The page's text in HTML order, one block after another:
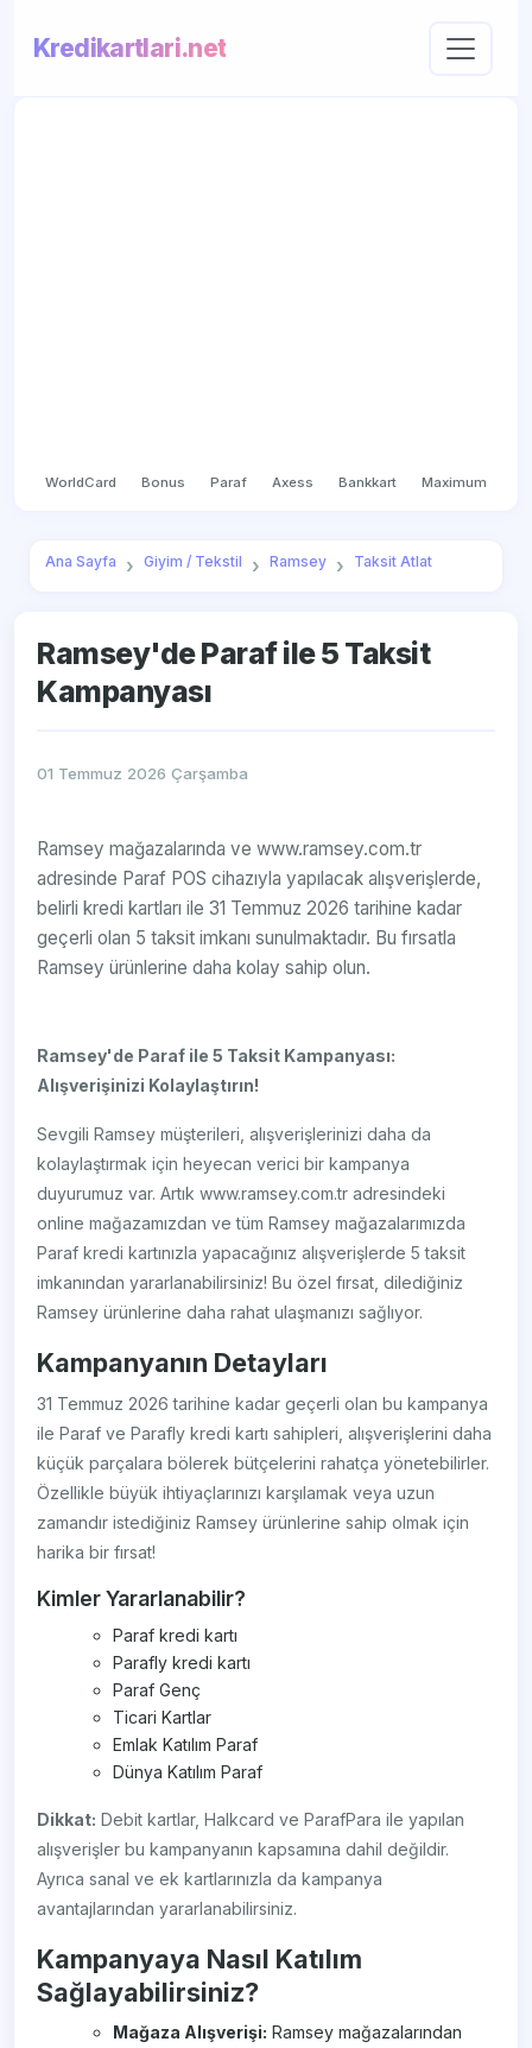
Kredikartlari.net
WorldCard Bonus Paraf Axess Bankkart Maximum
Ana Sayfa Giyim / Tekstil Ramsey Taksit Atlat
Ramsey'de Paraf ile 5 Taksit
Kampanyası
01 Temmuz 2026 Çarşamba
Ramsey mağazalarında ve www.ramsey.com.tr
adresinde Paraf POS cihazıyla yapılacak alışverişlerde,
belirli kredi kartları ile 31 Temmuz 2026 tarihine kadar
geçerli olan 5 taksit imkanı sunulmaktadır. Bu fırsatla
Ramsey ürünlerine daha kolay sahip olun.
Ramsey'de Paraf ile 5 Taksit Kampanyası:
Alışverişinizi Kolaylaştırın!
Sevgili Ramsey müşterileri, alışverişlerinizi daha da
kolaylaştırmak için heyecan verici bir kampanya
duyurumuz var. Artık www.ramsey.com.tr adresindeki
online mağazamızdan ve tüm Ramsey mağazalarımızda
Paraf kredi kartınızla yapacağınız alışverişlerde 5 taksit
imkanından yararlanabilirsiniz! Bu özel fırsat, dilediğiniz
Ramsey ürünlerine daha rahat ulaşmanızı sağlıyor.
Kampanyanın Detayları
31 Temmuz 2026 tarihine kadar geçerli olan bu kampanya
ile Paraf ve Parafly kredi kartı sahipleri, alışverişlerini daha
küçük parçalara bölerek bütçelerini rahatça yönetebilirler.
Özellikle büyük ihtiyaçlarınızı karşılamak veya uzun
zamandır istediğiniz Ramsey ürünlerine sahip olmak için
harika bir fırsat!
Kimler Yararlanabilir?
Paraf kredi kartı
Parafly kredi kartı
Paraf Genç
Ticari Kartlar
Emlak Katılım Paraf
Dünya Katılım Paraf
Dikkat: Debit kartlar, Halkcard ve ParafPara ile yapılan
alışverişler bu kampanyanın kapsamına dahil değildir.
Ayrıca sanal ve ek kartlarınızla da kampanya
avantajlarından yararlanabilirsiniz.
Kampanyaya Nasıl Katılım
Sağlayabilirsiniz?
Mağaza Alışverişi: Ramsey mağazalarından